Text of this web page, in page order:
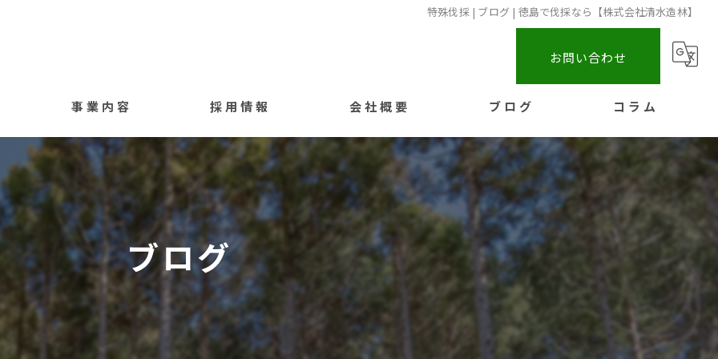
特殊伐採 | ブログ | 徳島で伐採なら【株式会社清水造林】
お問い合わせ
事業内容 採用情報 会社概要 ブログ コラム
ブログ